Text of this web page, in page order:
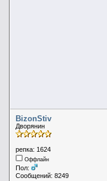
BizonStiv
Дворянин
репка: 1624
Оффлайн
Пол:
Сообщений: 8249